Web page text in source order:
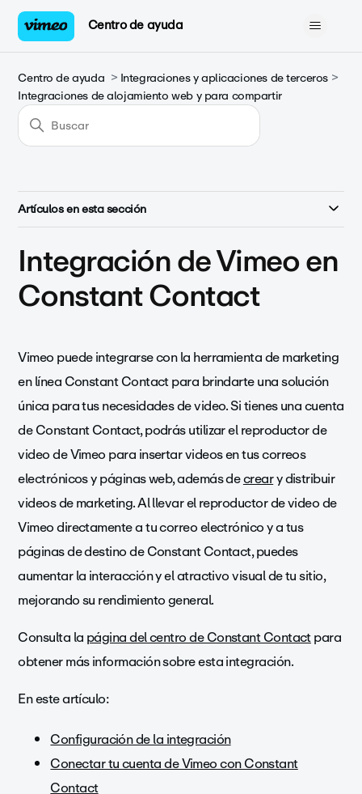
Centro de ayuda
Centro de ayuda
Integraciones y aplicaciones de terceros
Integraciones de alojamiento web y para compartir
Artículos en esta sección
Integración de Vimeo en
Constant Contact
Vimeo puede integrarse con la herramienta de marketing
en línea Constant Contact para brindarte una solución
única para tus necesidades de video. Si tienes una cuenta
de Constant Contact, podrás utilizar el reproductor de
video de Vimeo para insertar videos en tus correos
electrónicos y páginas web, además decreary distribuir
videos de marketing. Al llevar el reproductor de video de
Vimeo directamente a tu correo electrónico y a tus
páginas de destino de Constant Contact, puedes
aumentar la interacción y el atractivo visual de tu sitio,
mejorando su rendimiento general.
Consulta lapágina del centro de Constant Contactpara
obtener más información sobre esta integración.
En este artículo:
Configuración de la integración
Conectar tu cuenta de Vimeo con Constant
Contact